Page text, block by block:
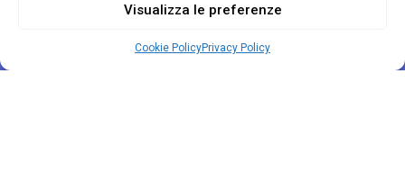
Visualizza le preferenze
Cookie PolicyPrivacy Policy
Tel. 049 680098